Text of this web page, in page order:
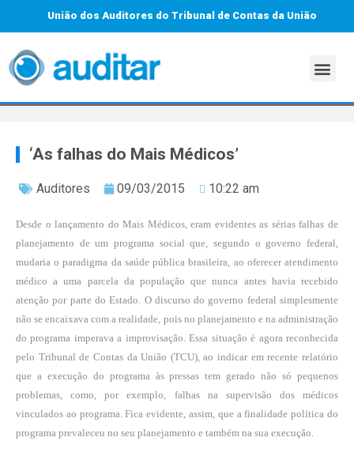
União dos Auditores do Tribunal de Contas da União
‘As falhas do Mais Médicos’
Auditores 09/03/2015 10:22 am
Desde o lançamento do Mais Médicos, eram evidentes as sérias falhas de
planejamento de um programa social que, segundo o governo federal,
mudaria o paradigma da saúde pública brasileira, ao oferecer atendimento
médico a uma parcela da população que nunca antes havia recebido
atenção por parte do Estado. O discurso do governo federal simplesmente
não se encaixava com a realidade, pois no planejamento e na administração
do programa imperava a improvisação. Essa situação é agora reconhecida
pelo Tribunal de Contas da União (TCU), ao indicar em recente relatório
que a execução do programa às pressas tem gerado não só pequenos
problemas, como, por exemplo, falhas na supervisão dos médicos
vinculados ao programa. Fica evidente, assim, que a finalidade política do
programa prevaleceu no seu planejamento e também na sua execução.